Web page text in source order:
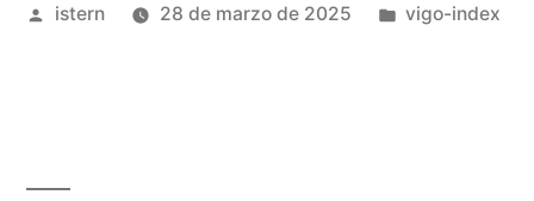
del
Publicado
istern 28 de marzo de 2025
Publicado
vigo-index